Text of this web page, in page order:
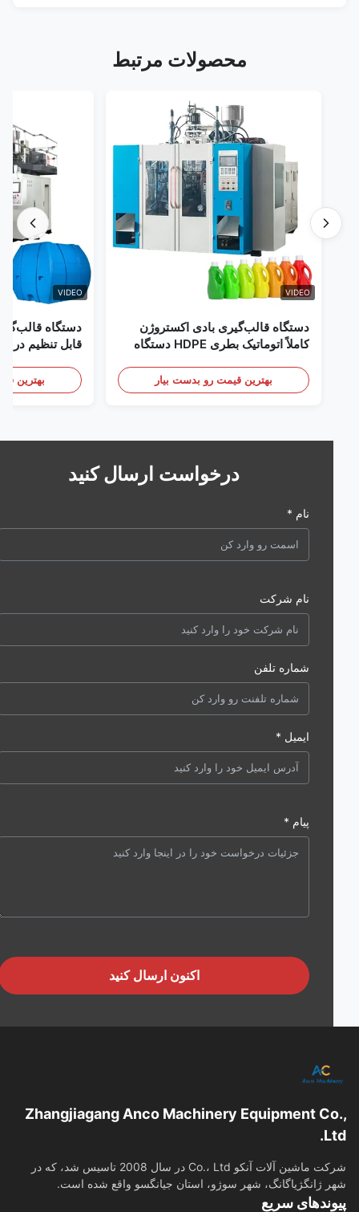
محصولات مرتبط
VIDEO
دستگاه قالب‌گیری بادی اکستروژن
کاملاً اتوماتیک بطری HDPE دستگاه
بهترین قیمت رو بدست بیار
VIDEO
دستگاه قالب‌گیری
بهترین قیمت
درخواست ارسال کنید
نام شرکت
شماره تلفن
ایمیل *
اکنون ارسال کنید
Zhangjiagang Anco Machinery Equipment
شرکت ماشین آلات آنکو Co.، Ltd در سال 2008 تاسیس شد، که در
ژانگژیاگانگ، شهر سوژو، استان جیانگسو واقع شده است.
سریع